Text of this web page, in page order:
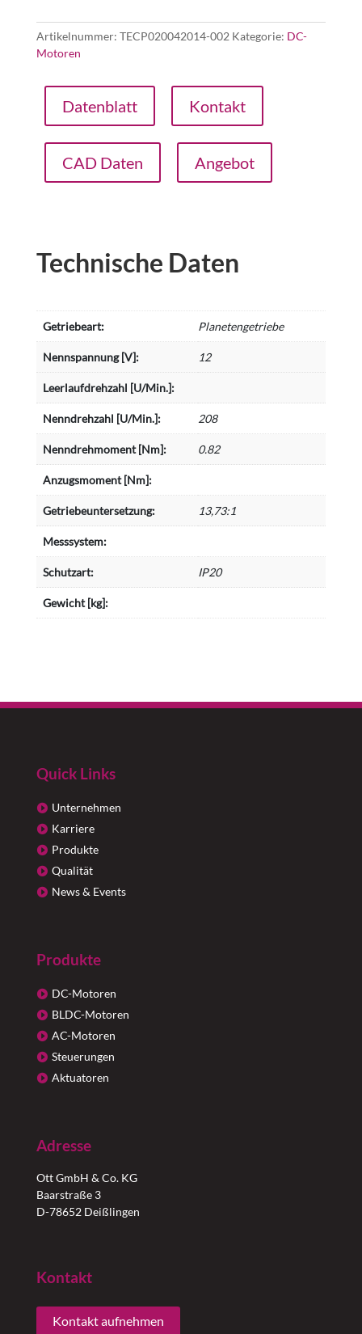
Artikelnummer: TECP020042014-002 Kategorie: DC-
Motoren
Datenblatt Kontakt
CAD Daten Angebot
Technische Daten
Getriebeart: Planetengetriebe
Nennspannung [V]: 12
Leerlaufdrehzahl [U/Min.]:
Nenndrehzahl [U/Min.]: 208
Nenndrehmoment [Nm]: 0.82
Anzugsmoment [Nm]:
Getriebeuntersetzung: 13,73:1
Messsystem:
Schutzart: IP20
Gewicht [kg]:
Quick Links
Unternehmen
Karriere
Produkte
Qualität
News & Events
Produkte
DC-Motoren
BLDC-Motoren
AC-Motoren
Steuerungen
Aktuatoren
Adresse
Ott GmbH & Co. KG
Baarstraße 3
D-78652 Deißlingen
Kontakt
Kontakt aufnehmen